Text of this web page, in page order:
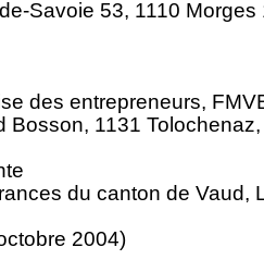
Savoie 53, 1110
des entrepreneurs,
Bosson, 1131
du canton de Vaud,
2004)